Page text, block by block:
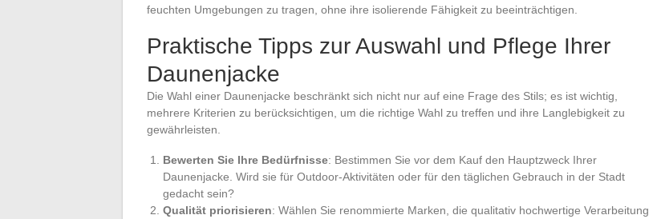
feuchten Umgebungen zu tragen, ohne ihre isolierende Fähigkeit zu beeinträchtigen.
Praktische Tipps zur Auswahl und Pflege Ihrer
Daunenjacke
Die Wahl einer Daunenjacke beschränkt sich nicht nur auf eine Frage des Stils; es ist wichtig,
mehrere Kriterien zu berücksichtigen, um die richtige Wahl zu treffen und ihre Langlebigkeit zu
gewährleisten.
Bewerten Sie Ihre Bedürfnisse: Bestimmen Sie vor dem Kauf den Hauptzweck Ihrer
Daunenjacke. Wird sie für Outdoor-Aktivitäten oder für den täglichen Gebrauch in der Stadt
gedacht sein?
Qualität priorisieren: Wählen Sie renommierte Marken, die qualitativ hochwertige Verarbeitung